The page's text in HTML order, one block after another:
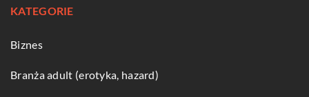
KATEGORIE
Biznes
Branża adult (erotyka, hazard)